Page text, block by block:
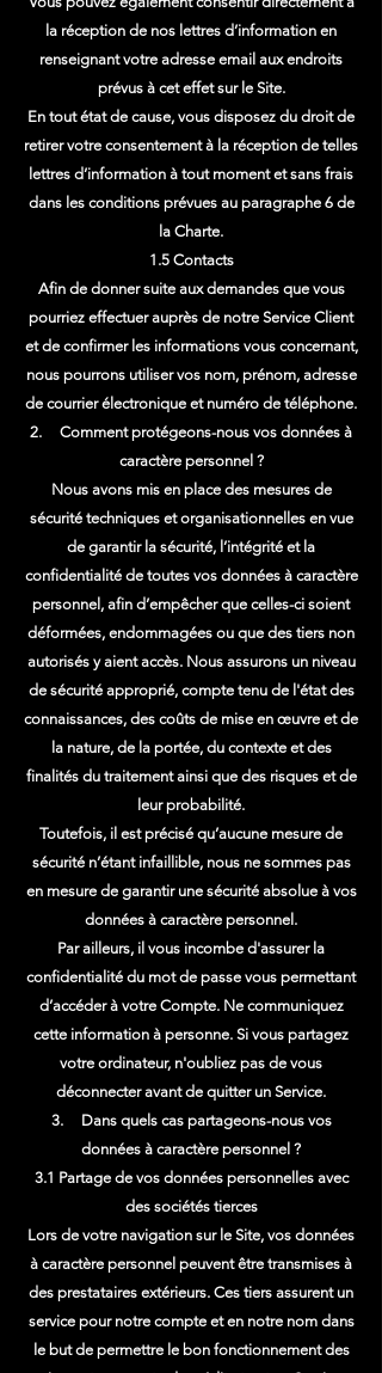
la réception de nos lettres d’information en
renseignant votre adresse email aux endroits
prévus à cet effet sur le Site.
En tout état de cause, vous disposez du droit de
retirer votre consentement à la réception de telles
lettres d’information à tout moment et sans frais
dans les conditions prévues au paragraphe 6 de
la Charte.
1.5 Contacts
Afin de donner suite aux demandes que vous
pourriez effectuer auprès de notre Service Client
et de confirmer les informations vous concernant,
nous pourrons utiliser vos nom, prénom, adresse
de courrier électronique et numéro de téléphone.
2. Comment protégeons-nous vos données à
caractère personnel ?
Nous avons mis en place des mesures de
sécurité techniques et organisationnelles en vue
de garantir la sécurité, l’intégrité et la
confidentialité de toutes vos données à caractère
personnel, afin d’empêcher que celles-ci soient
déformées, endommagées ou que des tiers non
autorisés y aient accès. Nous assurons un niveau
de sécurité approprié, compte tenu de l'état des
connaissances, des coûts de mise en œuvre et de
la nature, de la portée, du contexte et des
finalités du traitement ainsi que des risques et de
leur probabilité.
Toutefois, il est précisé qu’aucune mesure de
sécurité n’étant infaillible, nous ne sommes pas
en mesure de garantir une sécurité absolue à vos
données à caractère personnel.
Par ailleurs, il vous incombe d'assurer la
confidentialité du mot de passe vous permettant
d’accéder à votre Compte. Ne communiquez
cette information à personne. Si vous partagez
votre ordinateur, n'oubliez pas de vous
déconnecter avant de quitter un Service.
3. Dans quels cas partageons-nous vos
données à caractère personnel ?
3.1 Partage de vos données personnelles avec
des sociétés tierces
Lors de votre navigation sur le Site, vos données
à caractère personnel peuvent être transmises à
des prestataires extérieurs. Ces tiers assurent un
service pour notre compte et en notre nom dans
le but de permettre le bon fonctionnement des